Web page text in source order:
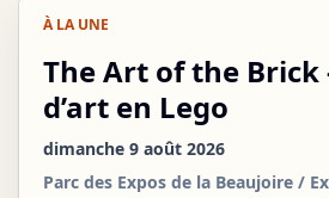
DIM
09
AOÛT
À LA UNE
The Art of the Brick
d’art en Lego
dimanche 9 août 2026
Parc des Expos de la Beaujoire /